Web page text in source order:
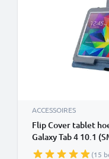
ACCESSOIRES
Flip Cover tablet
Galaxy Tab 4 10.1
SM-T535)
(15